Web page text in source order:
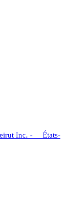
Inc. - États-